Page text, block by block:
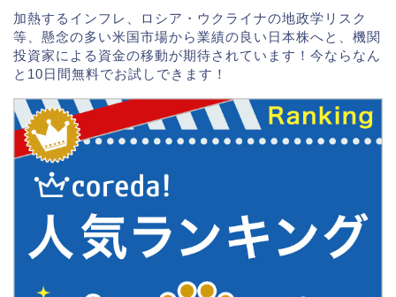
加熱するインフレ、ロシア・ウクライナの地政学リスク
等、懸念の多い米国市場から業績の良い日本株へと、機関
投資家による資金の移動が期待されています！今ならなん
と10日間無料でお試しできます！